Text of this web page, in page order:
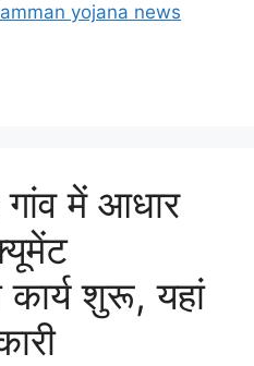
yojana news
में आधार
शुरू, यहां